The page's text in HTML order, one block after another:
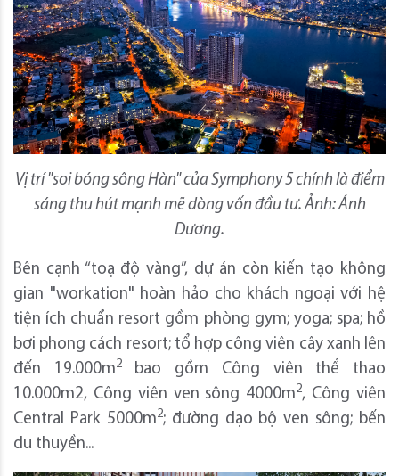
Vị trí "soi bóng sông Hàn" của Symphony 5 chính là điểm
sáng thu hút mạnh mẽ dòng vốn đầu tư. Ảnh: Ánh
Dương.
Bên cạnh “toạ độ vàng”, dự án còn kiến tạo không
gian "workation" hoàn hảo cho khách ngoại với hệ
tiện ích chuẩn resort gồm phòng gym; yoga; spa; hồ
bơi phong cách resort; tổ hợp công viên cây xanh lên
đến 19.000m2bao gồm Công viên thể thao
10.000m2, Công viên ven sông 4000m2, Công viên
Central Park 5000m2; đường dạo bộ ven sông; bến
du thuyền...